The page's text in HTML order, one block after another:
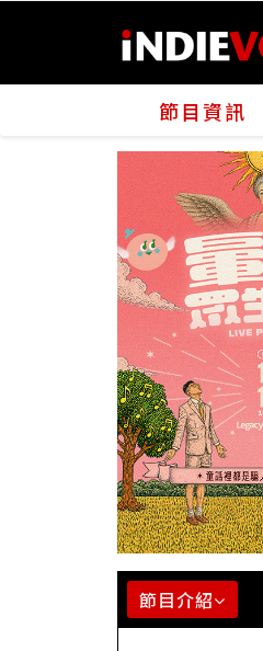
節目資訊
節目介紹